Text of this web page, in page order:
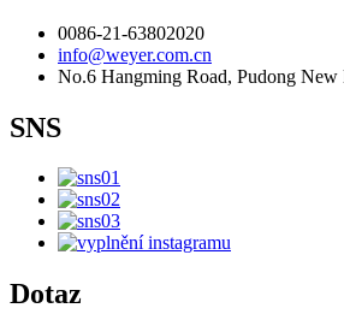
0086-21-63802020
info@weyer.com.cn
No.6 Hangming Road, Pudong New
SNS
Dotaz